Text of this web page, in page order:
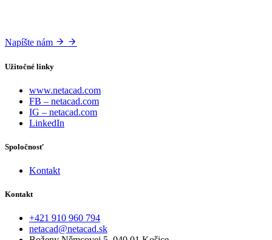
Napíšte nám
Užitočné linky
www.netacad.com
FB – netacad.com
IG – netacad.com
LinkedIn
Spoločnosť
Kontakt
Kontakt
‭+421 910 960 794‬
netacad@netacad.sk